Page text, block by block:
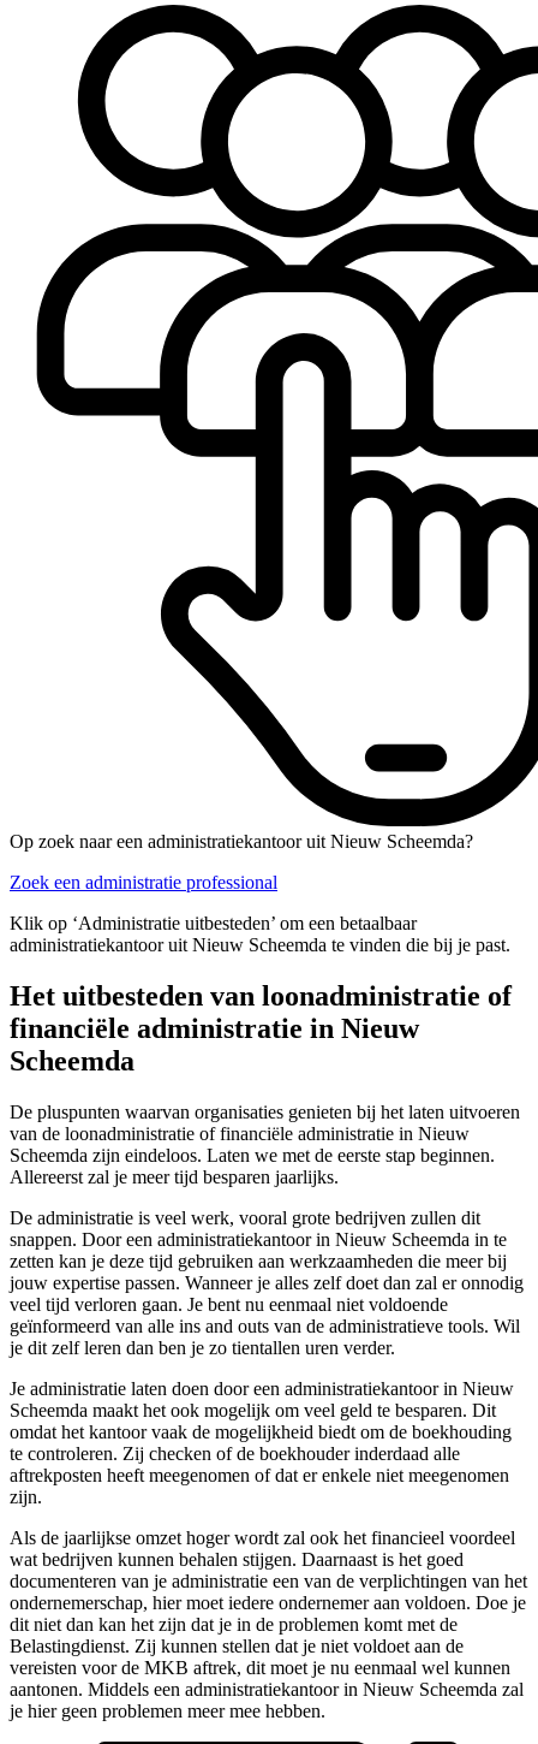
Op zoek naar een administratiekantoor uit Nieuw Scheemda?
Zoek een administratie professional
Klik op ‘Administratie uitbesteden’ om een betaalbaar
administratiekantoor uit Nieuw Scheemda te vinden die bij je past.
Het uitbesteden van loonadministratie of
financiële administratie in Nieuw
Scheemda
De pluspunten waarvan organisaties genieten bij het laten uitvoeren
van de loonadministratie of financiële administratie in Nieuw
Scheemda zijn eindeloos. Laten we met de eerste stap beginnen.
Allereerst zal je meer tijd besparen jaarlijks.
De administratie is veel werk, vooral grote bedrijven zullen dit
snappen. Door een administratiekantoor in Nieuw Scheemda in te
zetten kan je deze tijd gebruiken aan werkzaamheden die meer bij
jouw expertise passen. Wanneer je alles zelf doet dan zal er onnodig
veel tijd verloren gaan. Je bent nu eenmaal niet voldoende
geïnformeerd van alle ins and outs van de administratieve tools. Wil
je dit zelf leren dan ben je zo tientallen uren verder.
Je administratie laten doen door een administratiekantoor in Nieuw
Scheemda maakt het ook mogelijk om veel geld te besparen. Dit
omdat het kantoor vaak de mogelijkheid biedt om de boekhouding
te controleren. Zij checken of de boekhouder inderdaad alle
aftrekposten heeft meegenomen of dat er enkele niet meegenomen
zijn.
Als de jaarlijkse omzet hoger wordt zal ook het financieel voordeel
wat bedrijven kunnen behalen stijgen. Daarnaast is het goed
documenteren van je administratie een van de verplichtingen van het
ondernemerschap, hier moet iedere ondernemer aan voldoen. Doe je
dit niet dan kan het zijn dat je in de problemen komt met de
Belastingdienst. Zij kunnen stellen dat je niet voldoet aan de
vereisten voor de MKB aftrek, dit moet je nu eenmaal wel kunnen
aantonen. Middels een administratiekantoor in Nieuw Scheemda zal
je hier geen problemen meer mee hebben.